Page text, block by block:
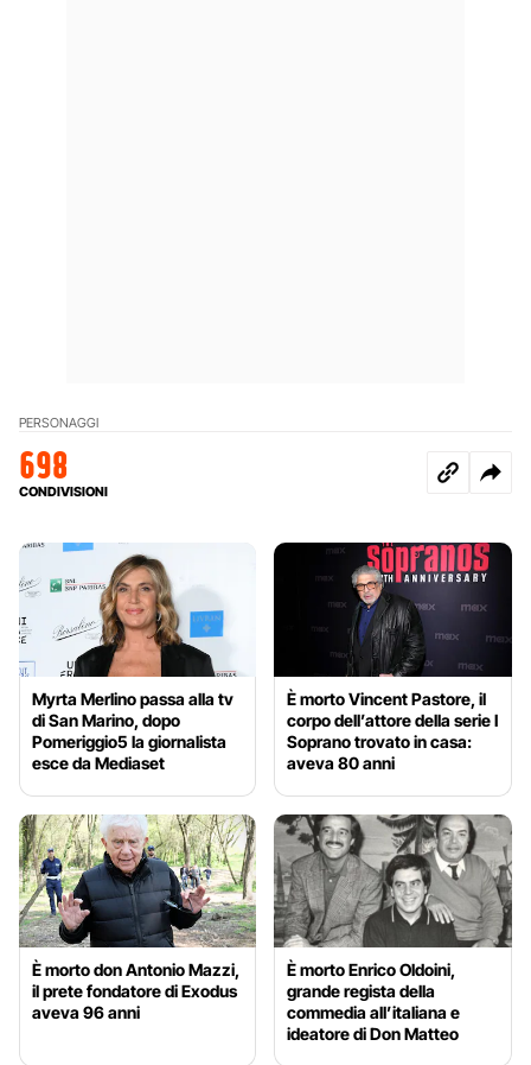
PERSONAGGI
698
CONDIVISIONI
Myrta Merlino passa alla tv
di San Marino, dopo
Pomeriggio5 la giornalista
esce da Mediaset
È morto Vincent Pastore, il
corpo dell’attore della serie I
Soprano trovato in casa:
aveva 80 anni
È morto don Antonio Mazzi,
il prete fondatore di Exodus
aveva 96 anni
È morto Enrico Oldoini,
grande regista della
commedia all’italiana e
ideatore di Don Matteo